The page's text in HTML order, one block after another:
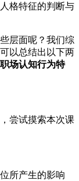
格特征的判断与
层面呢？我们综
以总结出以下两
场认知行为特
尝试摸索本次课
所产生的影响